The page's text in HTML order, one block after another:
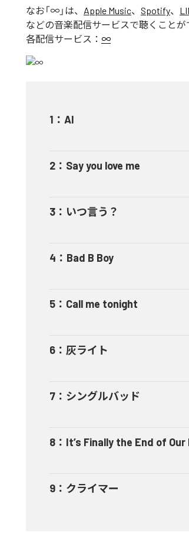
なお「∞ 」は、 Apple Music、 Spotify、
などの音楽配信サービスで聴くことが
各配信サービス： ∞
1 ： AI
2 ： Say you love me
3 ： いつ言う？
4 ： Bad B Boy
5 ： Call me tonight
6 ： 灰ライト
7 ： シングルバッド
8 ： It’s Finally the End of Our
9 ： クライマー